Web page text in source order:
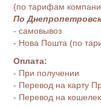
(по тарифам
По
- самовывоз
- Нова Пошта (по
Оплата:
- При получении
- Перевод на карту
- Перевод на